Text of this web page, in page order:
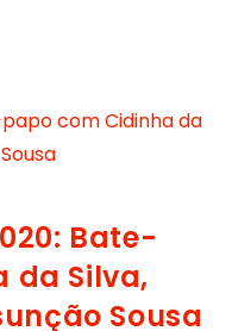
Bate-
da Silva,
Sousa